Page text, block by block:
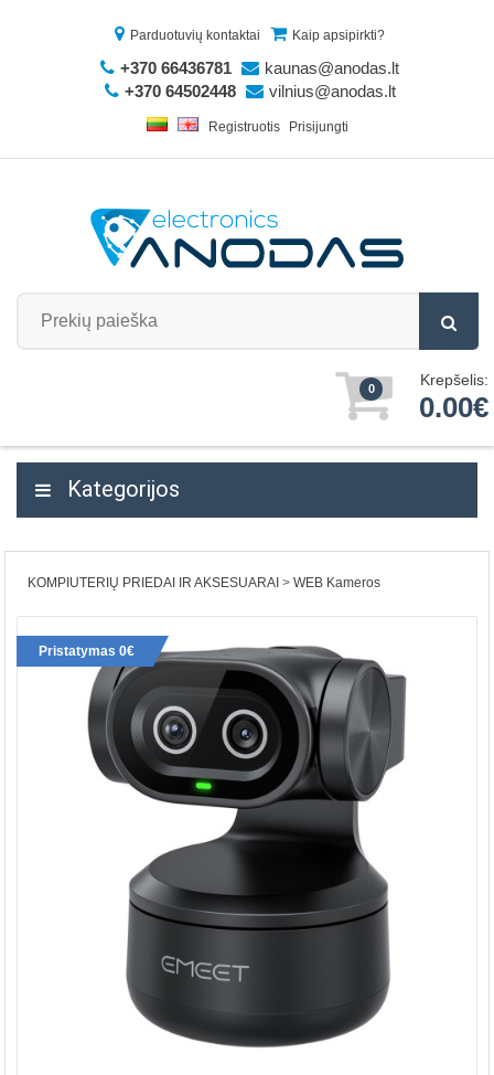
Parduotuvių kontaktai Kaip apsipirkti?
+370 66436781
kaunas@anodas.lt
+370 64502448
vilnius@anodas.lt
Registruotis Prisijungti
0 Krepšelis:
0.00€
Kategorijos
KOMPIUTERIŲ PRIEDAI IR AKSESUARAI WEB Kameros
Pristatymas 0€